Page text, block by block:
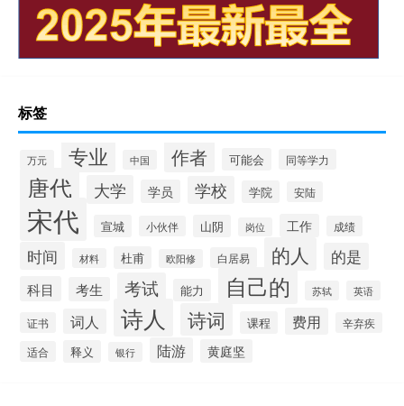
标签
万元 专业 中国 作者 可能会 同等学力
唐代 大学 学员 学校 学院 安陆
宋代 宣城 小伙伴 山阴 岗位 工作 成绩
时间 材料 杜甫 欧阳修 白居易 的人 的是
科目 考生 考试 能力 自己的 苏轼 英语
证书 词人 诗人 诗词 课程 费用
辛弃疾
适合
释义 银行 陆游 黄庭坚